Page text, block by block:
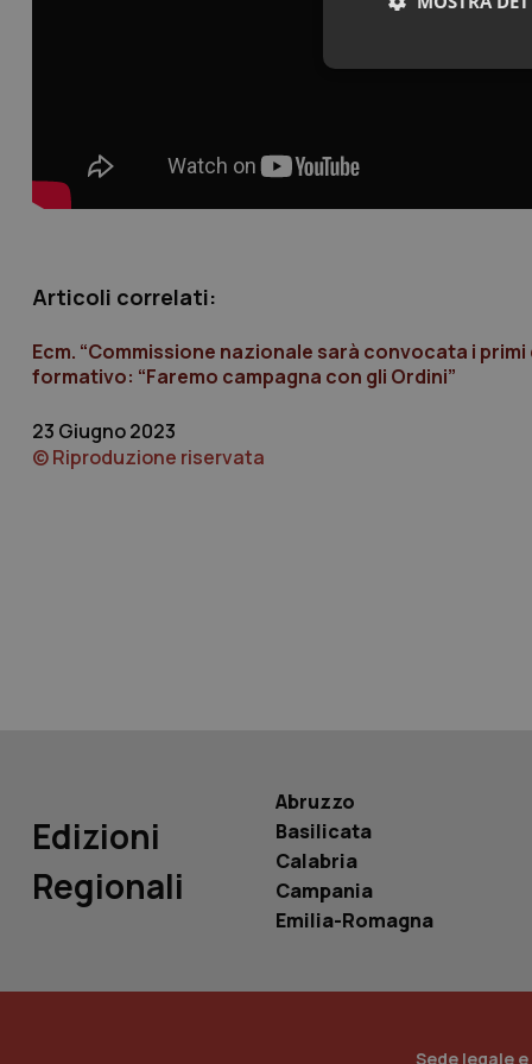
Articoli correlati:
Ecm. “Commissione nazionale sarà convocata i
formativo: “Faremo campagna con gli Ordini”
23 Giugno 2023
© Riproduzione riservata
Edizioni
Regionali
Abruzzo
Basilicata
Calabria
Campania
Emilia-Romagna
Sede legale